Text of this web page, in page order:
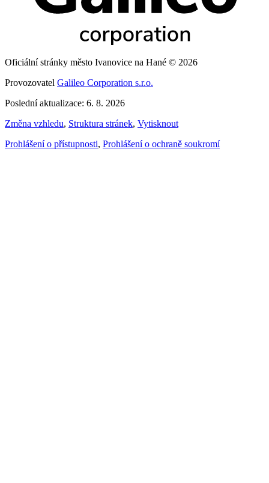
Oficiální stránky město Ivanovice na Hané © 2026
Provozovatel Galileo Corporation s.r.o.
Poslední aktualizace: 6. 8. 2026
Změna vzhledu, Struktura stránek, Vytisknout
Prohlášení o přístupnosti, Prohlášení o ochraně soukromí